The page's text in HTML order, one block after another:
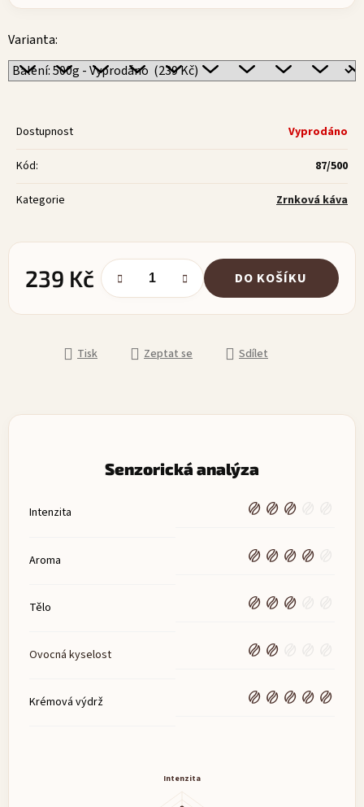
Varianta:
Dostupnost Vyprodáno
Kód: 87/500
Kategorie Zrnková káva
239 Kč DO KOŠÍKU
Tisk Zeptat se Sdílet
Senzorická analýza
Intenzita
Aroma
Tělo
Ovocná kyselost
Krémová výdrž
Intenzita